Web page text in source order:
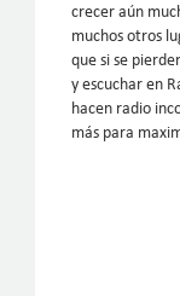
crecer aún
muchos otros
que si se
y escuchar en
hacen radio
más para